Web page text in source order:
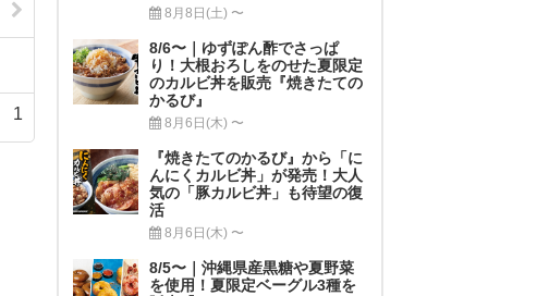
1
8月8日(土) 〜
8/6〜｜ゆずぽん酢でさっぱ
り！大根おろしをのせた夏限定
のカルビ丼を販売『焼きたての
かるび』
8月6日(木) 〜
『焼きたてのかるび』から「に
んにくカルビ丼」が発売！大人
気の「豚カルビ丼」も待望の復
活
8月6日(木) 〜
8/5〜｜沖縄県産黒糖や夏野菜
を使用！夏限定ベーグル3種を